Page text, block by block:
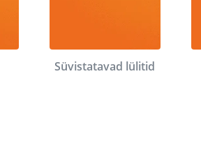
Süvistatavad lülitid